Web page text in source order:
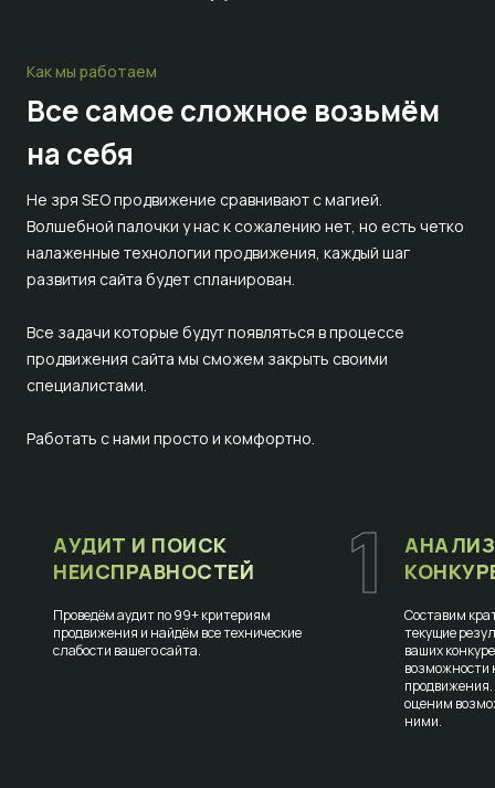
Как мы работаем
Все самое сложное возьмём
на себя
Не зря SEO продвижение сравнивают с магией.
Волшебной палочки у нас к сожалению нет, но есть четко
налаженные технологии продвижения, каждый шаг
развития сайта будет спланирован.
Все задачи которые будут появляться в процессе
продвижения сайта мы сможем закрыть своими
специалистами.
Работать с нами просто и комфортно.
1
АУДИТ И ПОИСК
НЕИСПРАВНОСТЕЙ
Проведём аудит по 99+ критериям
продвижения и найдём все технические
слабости вашего сайта.
Составим
текущие
ваших
возможности
оценим
ними.